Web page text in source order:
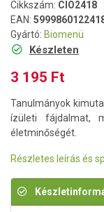
Cikkszám: CIO2418
EAN:
Gyártó: Biomenü
Készleten
3 195 Ft
Tanulmányok
ízületi fájdalmat,
életminőségét.
Részletes leírás és